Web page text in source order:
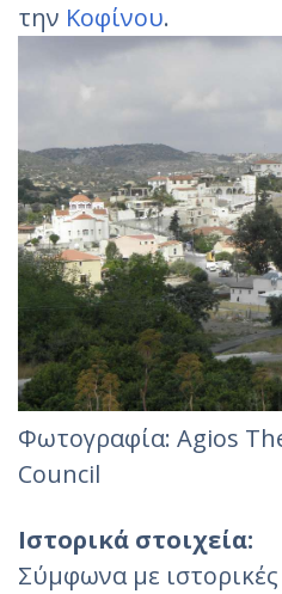
την Κοφίνου.
Φωτογραφία: Agios
Council
Ιστορικά στοιχεία:
Σύμφωνα με